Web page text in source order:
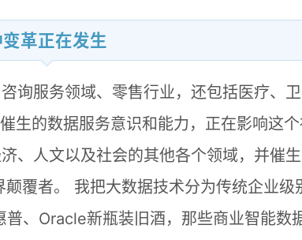
革正在发生
询服务领域、零售行业，还包括医疗、
生的数据服务意识和能力，正在影响这
、人文以及社会的其他各个领域，并催
覆者。 我把大数据技术分为传统企业级
、Oracle新瓶装旧酒，那些商业智能数